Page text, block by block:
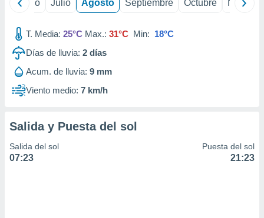
Junio Julio Agosto Septiembre Octubre
T. Media: 25°C Max.: 31°C Min: 18°C
Días de lluvia: 2 días
Acum. de lluvia: 9 mm
Viento medio: 7 km/h
Salida y Puesta del sol
Salida del sol
07:23
Puesta del sol
21:23